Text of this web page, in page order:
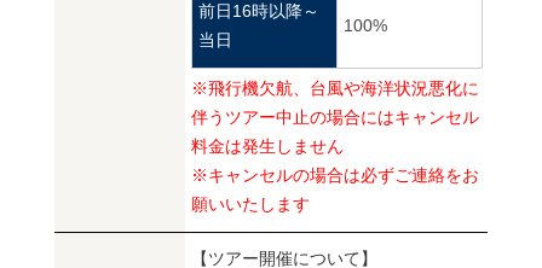
前日16時以降～
当日
100%
※飛行機欠航、台風や海洋状況悪化に
伴うツアー中止の場合にはキャンセル
料金は発生しません
※キャンセルの場合は必ずご連絡をお
願いいたします
【ツアー開催について】